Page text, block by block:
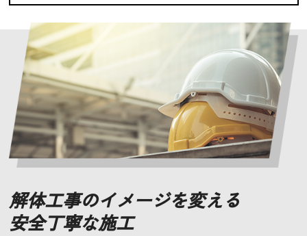
解体工事のイメージを変える
安全丁寧な施工